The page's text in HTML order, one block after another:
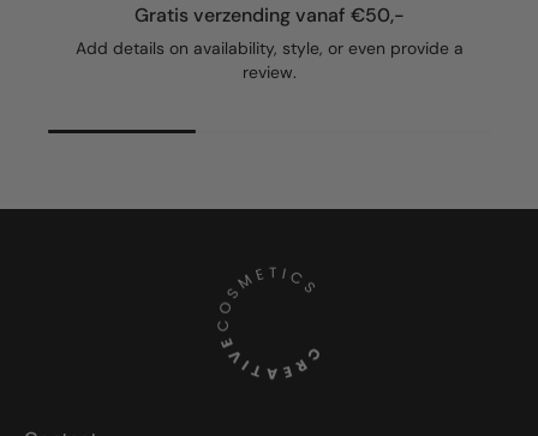
Gratis verzending vanaf €50,-
Add details on availability, style, or even provide a
review.